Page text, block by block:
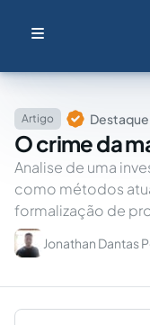
Artigo
O crime da
Analise de uma
como métodos
formalização de
Jonathan Dantas